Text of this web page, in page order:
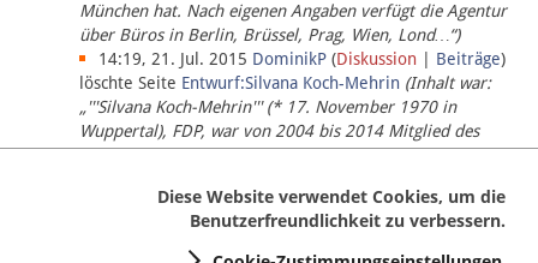
München hat. Nach eigenen Angaben verfügt die Agentur
über Büros in Berlin, Brüssel, Prag, Wien, Lond…“)
14:19, 21. Jul. 2015 DominikP (Diskussion Beiträge)
löschte Seite Entwurf:Silvana Koch-Mehrin (Inhalt war:
„'''Silvana Koch-Mehrin''' (* 17. November 1970 in
Wuppertal), FDP, war von 2004 bis 2014 Mitglied des
Europäischen Parlaments, seit November 2014 ist sie für
Diese Website verwendet Cookies, um die
Benutzerfreundlichkeit zu verbessern.